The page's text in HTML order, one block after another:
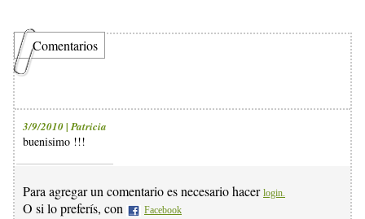
Comentarios
3/9/2010 | Patricia
buenisimo !!!
Para agregar un comentario es necesario hacer login.
O si lo preferís, con Facebook